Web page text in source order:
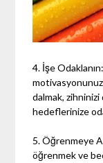
4. İşe
dalmak,
hedeflerinize
5. Öğrenmeye
öğrenmek ve